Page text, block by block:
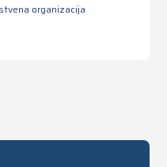
organizacija